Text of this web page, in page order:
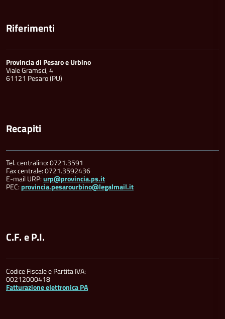
Riferimenti
Provincia di Pesaro e Urbino
Viale Gramsci, 4
61121 Pesaro (PU)
Recapiti
Tel. centralino: 0721.3591
Fax centrale: 0721.3592436
E-mail URP:urp@provincia.ps.it
PEC:provincia.pesarourbino@legalmail.it
C.F. e P.I.
Codice Fiscale e Partita IVA:
00212000418
Fatturazione elettronica PA